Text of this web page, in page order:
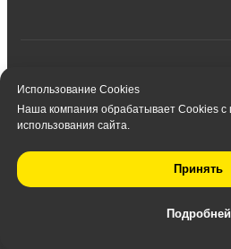
Использование Cookies
Наша компания обрабатывает Cookies
использования сайта.
Принять
Подробней